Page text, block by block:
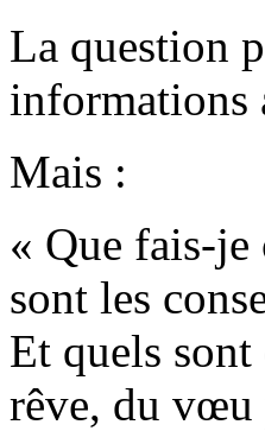
La question
informations
Mais :
« Que fais-je
sont les
Et quels
rêve, du vœu